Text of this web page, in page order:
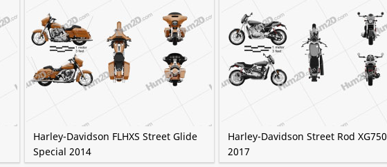
Harley-Davidson FLHXS Street Glide
Special 2014
Harley-Davidson Street Rod XG750
2017